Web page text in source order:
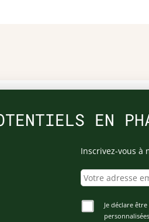
EN
Inscrivez-vous à
Je déclare